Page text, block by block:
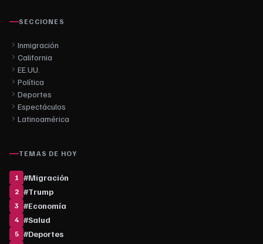
SECCIONES
Inmigración
California
EE.UU.
Política
Deportes
Espectáculos
Latinoamérica
TEMAS DE HOY
1 #Migración
2 #Trump
3 #Economía
4 #Salud
5 #Deportes